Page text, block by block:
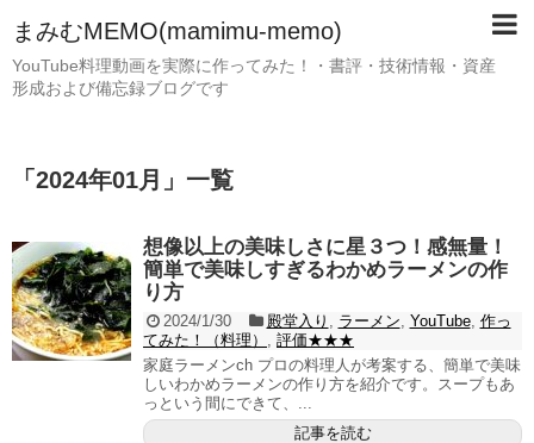
まみむMEMO(mamimu-memo)
YouTube料理動画を実際に作ってみた！・書評・技術情報・資産
形成および備忘録ブログです
「 2024年01月 」 一覧
想像以上の美味しさに星３つ！感無量！
簡単で美味しすぎるわかめラーメンの作
り方
2024/1/30 殿堂入り ラーメン YouTube, 作っ
てみた！（料理）
評価★★★
家庭ラーメンch プロの料理人が考案する、簡単で美味
しいわかめラーメンの作り方を紹介です。スープもあ
っという間にできて、...
記事を読む